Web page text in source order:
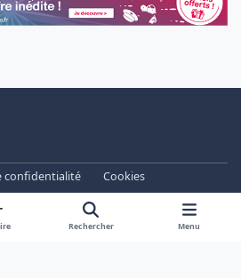
confidentialité
Cookies
- Forum Libre depuis 2003
by
Invision Community
Rechercher Menu